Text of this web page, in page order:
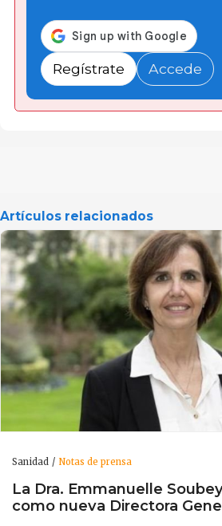
Regístrate Accede
Artículos relacionados
Sanidad Notas de prensa
La Dra. Emmanuelle
como nueva Directora